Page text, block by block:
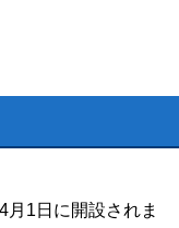
月1日に開設されま